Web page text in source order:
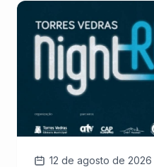
12 de agosto de 2026